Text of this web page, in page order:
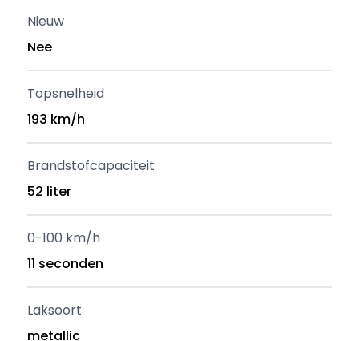
Nieuw
Nee
Topsnelheid
193 km/h
Brandstofcapaciteit
52 liter
0-100 km/h
11 seconden
Laksoort
metallic